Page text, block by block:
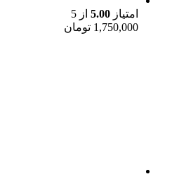
امتیاز 5.00 از 5
1,750,000 تومان